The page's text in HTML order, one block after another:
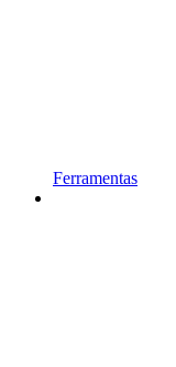
Ferramentas